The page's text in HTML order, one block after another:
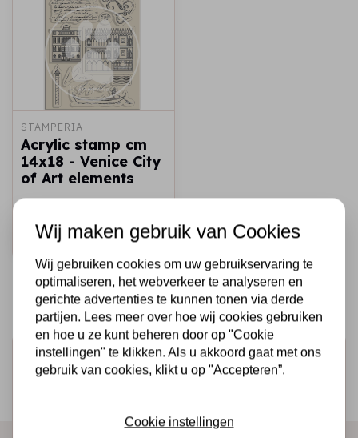
STAMPERIA
Acrylic stamp cm
14x18 - Venice City
of Art elements
Snel toevoegen
Schrijf je in voor de nieuwsbrief
Wij maken gebruik van Cookies
Wij gebruiken cookies om uw gebruikservaring te
optimaliseren, het webverkeer te analyseren en
gerichte advertenties te kunnen tonen via derde
partijen. Lees meer over hoe wij cookies gebruiken
en hoe u ze kunt beheren door op "Cookie
instellingen" te klikken. Als u akkoord gaat met ons
gebruik van cookies, klikt u op "Accepteren”.
Cookie instellingen